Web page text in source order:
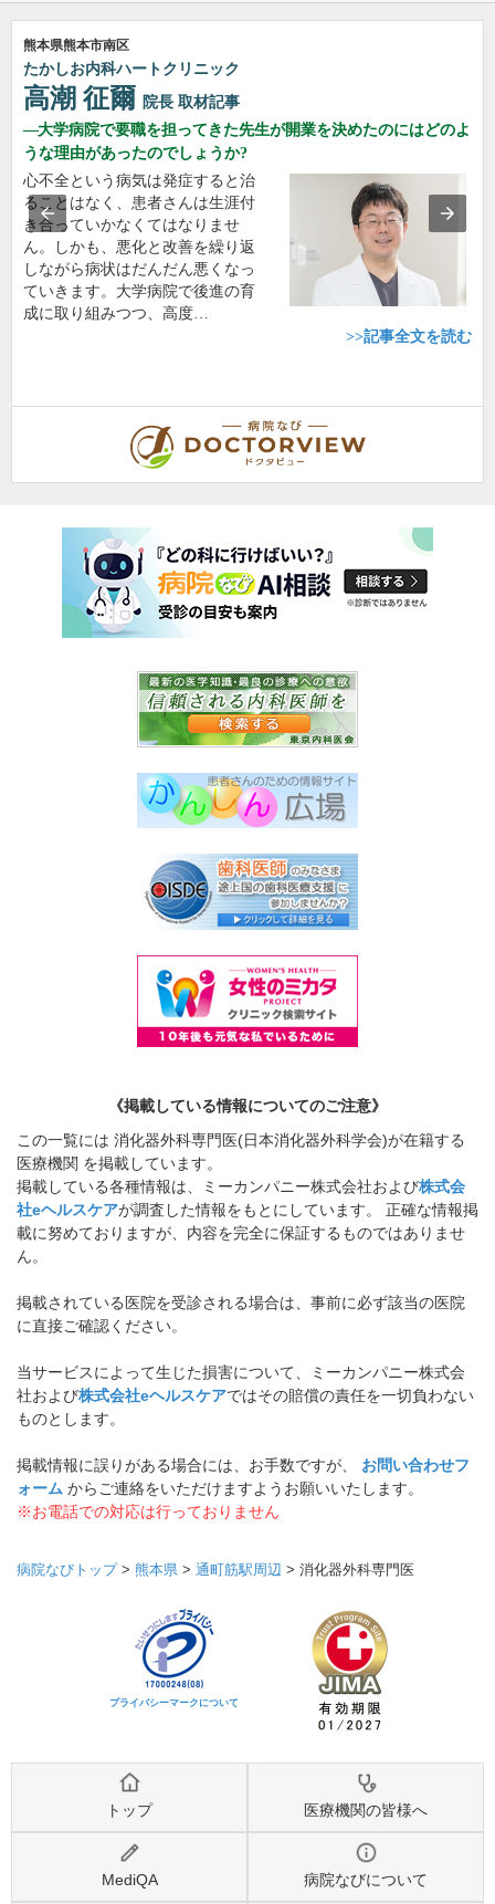
熊本県熊本市南区
たかしお内科ハートクリニック
高潮 征爾 院長 取材記事
大学病院で要職を担ってきた先生が開業を決めたのにはどのよ
うな理由があったのでしょうか?
心不全という病気は発症すると治
ることはなく、患者さんは生涯付
き合っていかなくてはなりませ
ん。しかも、悪化と改善を繰り返
しながら病状はだんだん悪くなっ
ていきます。大学病院で後進の育
成に取り組みつつ、高度…
>>記事全文を読む
《掲載している情報についてのご注意》
この一覧には 消化器外科専門医(日本消化器外科学会)が在籍する
医療機関 を掲載しています。
掲載している各種情報は、ミーカンパニー株式会社および株式会
社eヘルスケアが調査した情報をもとにしています。 正確な情報掲
載に努めておりますが、内容を完全に保証するものではありませ
ん。
掲載されている医院を受診される場合は、事前に必ず該当の医院
に直接ご確認ください。
当サービスによって生じた損害について、ミーカンパニー株式会
社および株式会社eヘルスケアではその賠償の責任を一切負わない
ものとします。
掲載情報に誤りがある場合には、お手数ですが、 お問い合わせフ
ォーム からご連絡をいただけますようお願いいたします。
※お電話での対応は行っておりません
病院なびトップ> 熊本県 > 通町筋駅周辺 > 消化器外科専門医
プライバシーマークについて
トップ 医療機関の皆様へ
MediQA 病院なびについて